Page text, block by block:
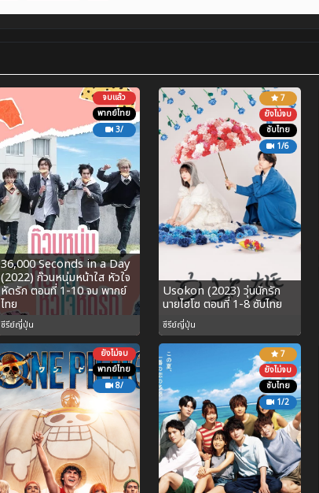
จบแล้ว
พากย์ไทย
3/
36,000 Seconds in a Day
(2022) ก๊วนหนุ่มหน้าใส หัวใจ
หัดรัก ตอนที่ 1-10 จบ พากย์
ไทย
ซีรีย์ญี่ปุ่น
7
ยังไม่จบ
ซับไทย
1/6
Usokon (2023) วุ่นนักรัก
นายไฮโซ ตอนที่ 1-8 ซับไทย
ซีรีย์ญี่ปุ่น
ยังไม่จบ
พากย์ไทย
8/
7
ยังไม่จบ
ซับไทย
1/2